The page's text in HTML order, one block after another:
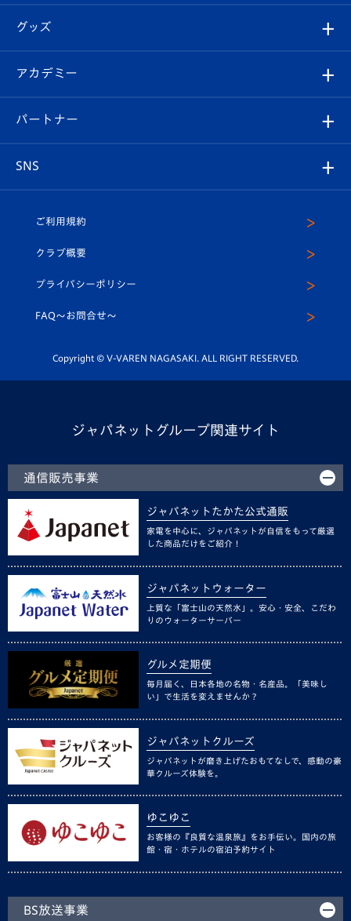
チケット
イベント
メディア
ホームタウン
スタッフプロフィール
マスコット紹介
平和祈念活動
ホームタウン活動
はじめての観戦ガイド
Revive Team
ヴィヴィくんの長崎おもてなしガイド
フォトギャラリー
スタジアムグルメ
チケット
V-LOVERS（ファンクラブ）
プレイヤーズスイート
グッズ
オンラインショップ
店舗情報
アカデミー
育成からのお知らせ
U-18
スクール
パートナー
SNS
ヴィヴィくんインスタグラム
公式LINE＠
ご利用規約
クラブ概要
プライバシーポリシー
FAQ〜お問合せ〜
Copyright © V-VAREN NAGASAKI. ALL RIGHT RESERVED.
ジャパネットグループ関連サイト
通信販売事業
ジャパネットたかた公式通販
家電を中心に、ジャパネットが自信をもって厳選
した商品だけをご紹介！
ジャパネットウォーター
上質な「富士山の天然水」。安心・安全、こだわ
りのウォーターサーバー
グルメ定期便
毎月届く、日本各地の名物・名産品。「美味し
い」で生活を変えませんか？
ジャパネットクルーズ
ジャパネットが磨き上げたおもてなしで、感動の豪
華クルーズ体験を。
ゆこゆこ
お客様の『良質な温泉旅』をお手伝い。国内の旅
館・宿・ホテルの宿泊予約サイト
BS放送事業